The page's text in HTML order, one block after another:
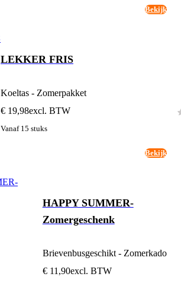
Bekijk
LEKKER FRIS
Koeltas - Zomerpakket
€ 19,98excl. BTW
Vanaf 15 stuks
Bekijk
HAPPY SUMMER-
Zomergeschenk
Brievenbusgeschikt - Zomerkado
€ 11,90excl. BTW